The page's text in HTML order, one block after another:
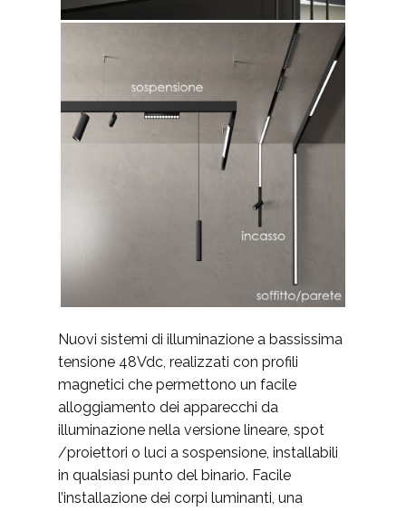
Nuovi sistemi di illuminazione a bassissima
tensione 48Vdc, realizzati con profili
magnetici che permettono un facile
alloggiamento dei apparecchi da
illuminazione nella versione lineare, spot
/proiettori o luci a sospensione, installabili
in qualsiasi punto del binario. Facile
l’installazione dei corpi luminanti, una